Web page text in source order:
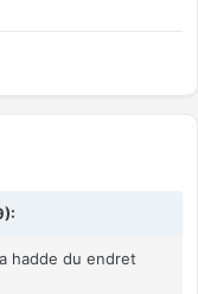
hadde du endret